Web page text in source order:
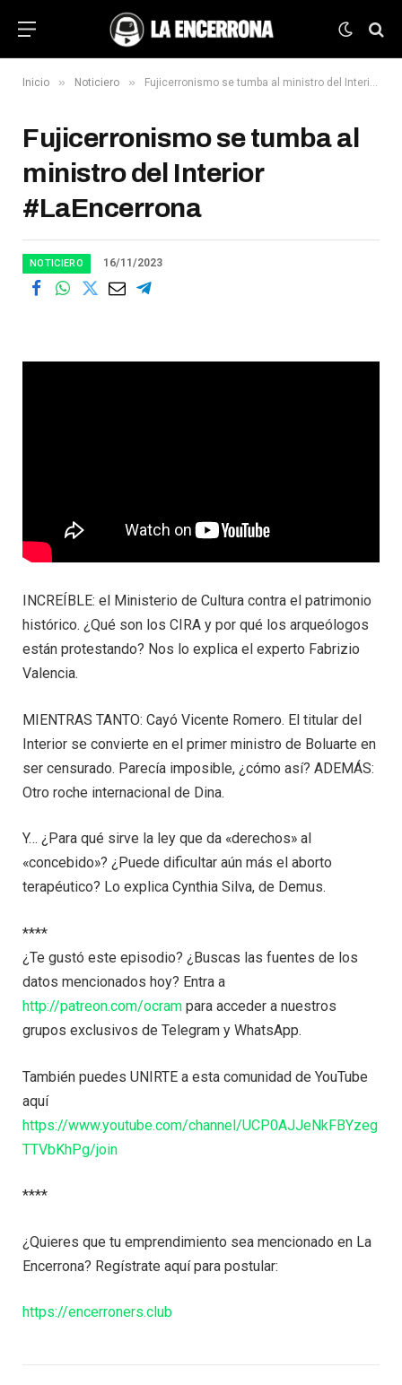
Inicio » Noticiero » Fujicerronismo se tumba al ministro del Interior #LaEncerrona
Fujicerronismo se tumba al
ministro del Interior
#LaEncerrona
NOTICIERO 16/11/2023
INCREÍBLE: el Ministerio de Cultura contra el patrimonio
histórico. ¿Qué son los CIRA y por qué los arqueólogos
están protestando? Nos lo explica el experto Fabrizio
Valencia.
MIENTRAS TANTO: Cayó Vicente Romero. El titular del
Interior se convierte en el primer ministro de Boluarte en
ser censurado. Parecía imposible, ¿cómo así? ADEMÁS:
Otro roche internacional de Dina.
Y… ¿Para qué sirve la ley que da «derechos» al
«concebido»? ¿Puede dificultar aún más el aborto
terapéutico? Lo explica Cynthia Silva, de Demus.
****
¿Te gustó este episodio? ¿Buscas las fuentes de los
datos mencionados hoy? Entra a
http://patreon.com/ocram para acceder a nuestros
grupos exclusivos de Telegram y WhatsApp.
También puedes UNIRTE a esta comunidad de YouTube
aquí
https://www.youtube.com/channel/UCP0AJJeNkFBYzeg
TTVbKhPg/join
****
¿Quieres que tu emprendimiento sea mencionado en La
Encerrona? Regístrate aquí para postular:
https://encerroners.club